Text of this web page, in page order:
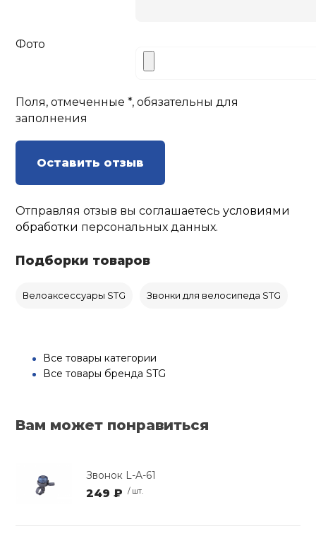
Фото
Поля, отмеченные *, обязательны для
заполнения
Оставить отзыв
Отправляя отзыв вы соглашаетесьусловиями
обработки персональных данных.
Подборки товаров
Велоаксессуары STG Звонки для велосипеда STG
Все товары категории
Все товары бренда STG
Вам может понравиться
Звонок L-A-61
249 ₽ / шт.